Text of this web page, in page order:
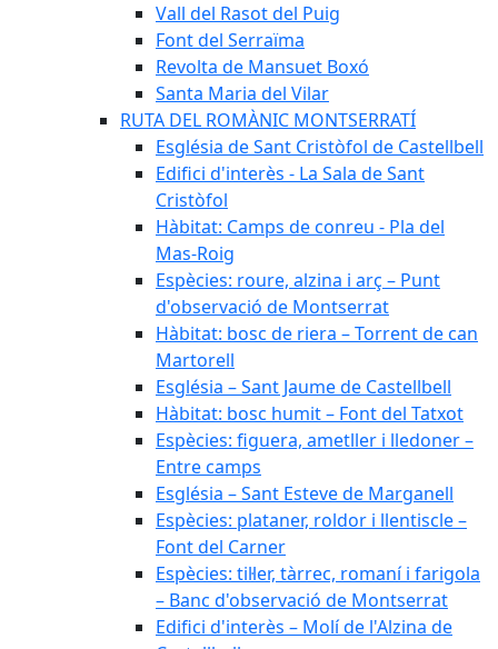
Vall del Rasot del Puig
Font del Serraïma
Revolta de Mansuet Boxó
Santa Maria del Vilar
RUTA DEL ROMÀNIC MONTSERRATÍ
Església de Sant Cristòfol de Castellbell
Edifici d'interès - La Sala de Sant
Cristòfol
Hàbitat: Camps de conreu - Pla del
Mas-Roig
Espècies: roure, alzina i arç – Punt
d'observació de Montserrat
Hàbitat: bosc de riera – Torrent de can
Martorell
Església – Sant Jaume de Castellbell
Hàbitat: bosc humit – Font del Tatxot
Espècies: figuera, ametller i lledoner –
Entre camps
Església – Sant Esteve de Marganell
Espècies: plataner, roldor i llentiscle –
Font del Carner
Espècies: til·ler, tàrrec, romaní i farigola
– Banc d'observació de Montserrat
Edifici d'interès – Molí de l'Alzina de